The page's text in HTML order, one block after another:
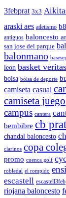
3febprat 3x3
araski aes atletismo
antiguos baloncesto
san jose del parque
balonmano
leon basket veritas
bolsa bolsa de deporte
camiseta casual
camiseta juego
campus cantera
bembibre cb prat
chandal baloncesto
clarinos copa
promo cuenca golf
robledal el rompido
escastell escastell3feb
riojana baloncesto